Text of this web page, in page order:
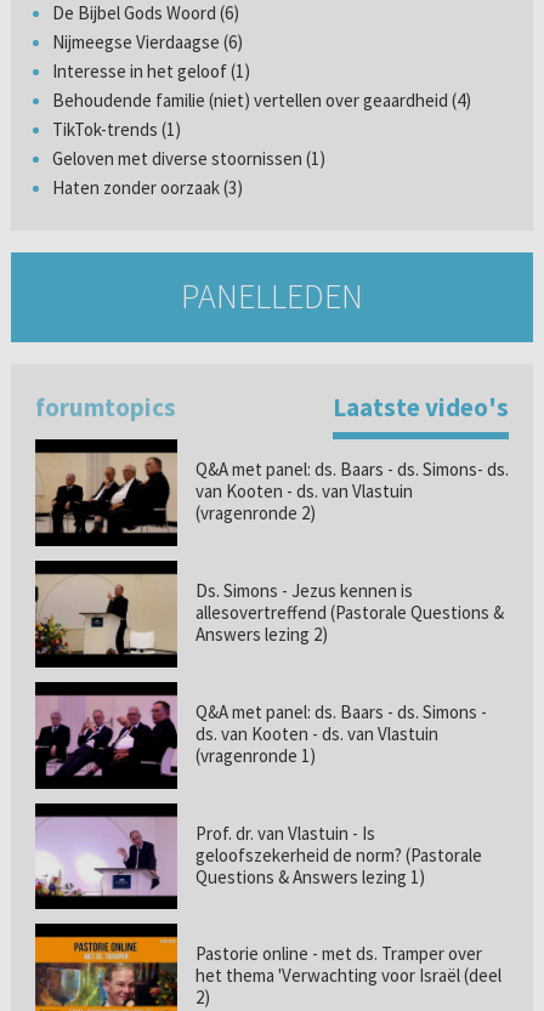
De Bijbel Gods Woord (6)
Nijmeegse Vierdaagse (6)
Interesse in het geloof (1)
Behoudende familie (niet) vertellen over geaardheid (4)
TikTok-trends (1)
Geloven met diverse stoornissen (1)
Haten zonder oorzaak (3)
PANELLEDEN
forumtopics Laatste video's
Q&A met panel: ds. Baars - ds. Simons- ds.
van Kooten - ds. van Vlastuin
(vragenronde 2)
Ds. Simons - Jezus kennen is
allesovertreffend (Pastorale Questions &
Answers lezing 2)
Q&A met panel: ds. Baars - ds. Simons -
ds. van Kooten - ds. van Vlastuin
(vragenronde 1)
Prof. dr. van Vlastuin - Is
geloofszekerheid de norm? (Pastorale
Questions & Answers lezing 1)
Pastorie online - met ds. Tramper over
het thema 'Verwachting voor Israël (deel
2)